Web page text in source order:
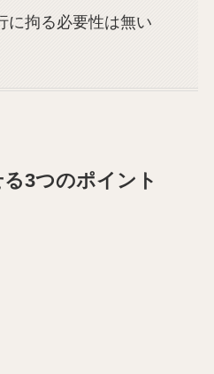
に拘る必要性は無い
3つのポイント